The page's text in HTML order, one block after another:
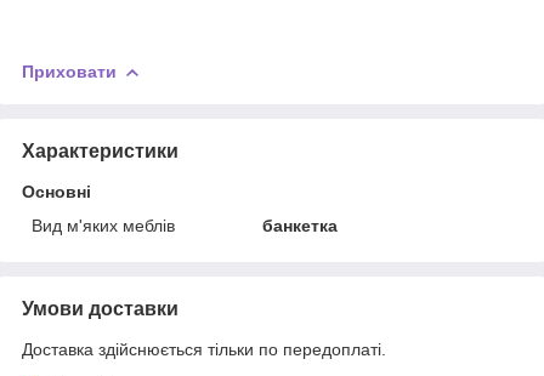
Приховати
Характеристики
Основні
Вид м'яких меблів
банкетка
Умови доставки
Доставка здійснюється тільки по передоплаті.